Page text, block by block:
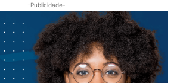
-Publicidade-